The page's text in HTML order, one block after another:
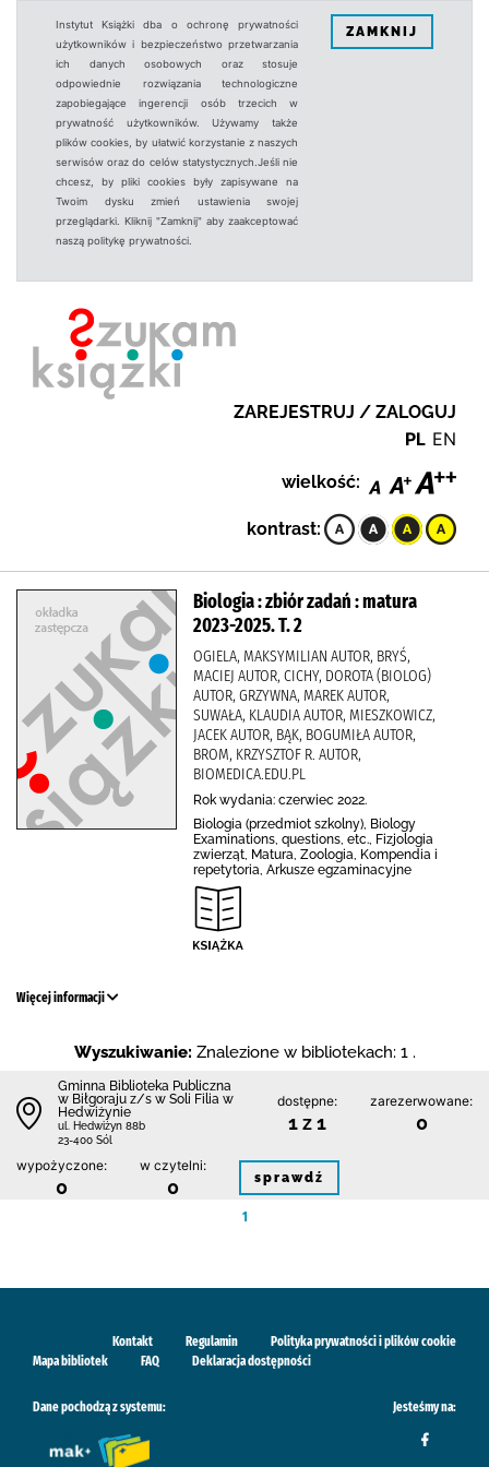
Instytut Książki dba o ochronę prywatności
użytkowników i bezpieczeństwo przetwarzania
ich danych osobowych oraz stosuje
odpowiednie rozwiązania technologiczne
zapobiegające ingerencji osób trzecich w
prywatność użytkowników. Używamy także
plików cookies, by ułatwić korzystanie z naszych
serwisów oraz do celów statystycznych.Jeśli nie
chcesz, by pliki cookies były zapisywane na
Twoim dysku zmień ustawienia swojej
przeglądarki. Kliknij "Zamknij" aby zaakceptować
naszą politykę prywatności.
ZAMKNIJ
ZAREJESTRUJ / ZALOGUJ
PL EN
wielkość:
kontrast:
Biologia : zbiór zadań : matura
2023-2025. T. 2
OGIELA, MAKSYMILIAN AUTOR, BRYŚ,
MACIEJ AUTOR, CICHY, DOROTA (BIOLOG)
AUTOR, GRZYWNA, MAREK AUTOR,
SUWAŁA, KLAUDIA AUTOR, MIESZKOWICZ,
JACEK AUTOR, BĄK, BOGUMIŁA AUTOR,
BROM, KRZYSZTOF R. AUTOR,
BIOMEDICA.EDU.PL
Rok wydania: czerwiec 2022.
Biologia (przedmiot szkolny), Biology
Examinations, questions, etc., Fizjologia
zwierząt, Matura, Zoologia, Kompendia i
repetytoria, Arkusze egzaminacyjne
Więcej informacji
Wyszukiwanie: Znalezione w bibliotekach: 1 .
Gminna Biblioteka Publiczna
w Biłgoraju z/s w Soli Filia w
Hedwiżynie
ul. Hedwiżyn 88b
23-400 Sól
dostępne:
1 z 1
zarezerwowane:
0
wypożyczone:
0
w czytelni:
0 sprawdź
1
Kontakt Regulamin
Polityka prywatności i plików cookie
Mapa bibliotek
FAQ Deklaracja dostępności
Dane pochodzą z systemu: Jesteśmy na: